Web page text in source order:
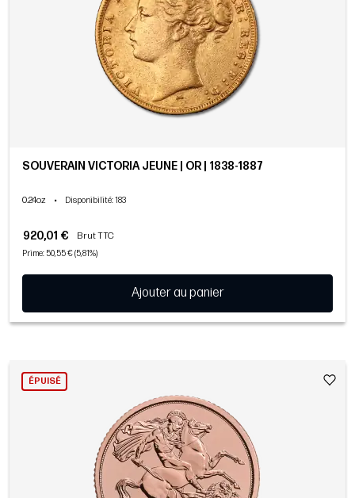
SOUVERAIN VICTORIA JEUNE | OR | 1838-1887
0.24oz • Disponibilité: 183
920,01 € Brut TTC
Prime: 50,55 € (5,81%)
Ajouter au panier
ÉPUISÉ